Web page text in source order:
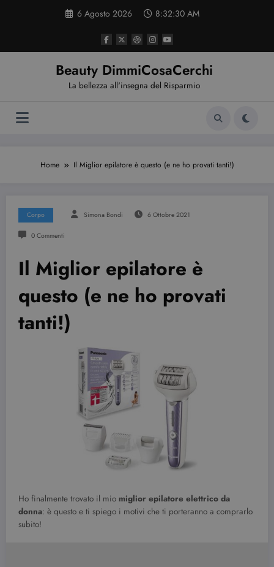
6 Agosto 2026 8:32:31 AM
Beauty DimmiCosaCerchi
La bellezza all'insegna del Risparmio
Home Il Miglior epilatore è questo (e ne ho provati tanti!)
Corpo Simona Bondi 6 Ottobre 2021
0 Commenti
Il Miglior epilatore è
questo (e ne ho provati
tanti!)
Ho finalmente trovato il mio miglior epilatore elettrico da
donna: è questo e ti spiego i motivi che ti porteranno a comprarlo
subito!